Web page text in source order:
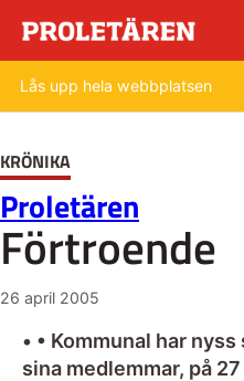
Lås upp hela webbplatsen
KRÖNIKA
Proletären
Förtroende
26 april 2005
• • Kommunal har
sina medlemmar, på